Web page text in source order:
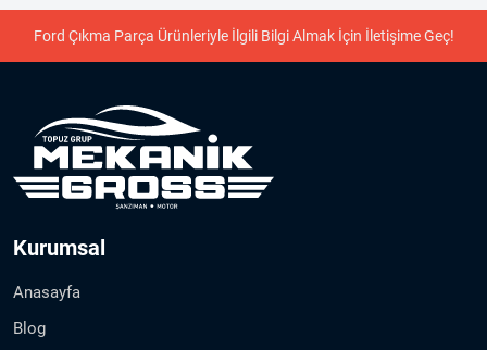
Ford Çıkma Parça Ürünleriyle İlgili Bilgi Almak İçin İletişime Geç!
Kurumsal
Anasayfa
Blog